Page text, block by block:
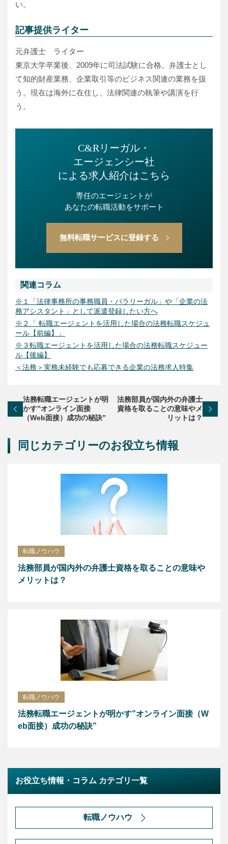
い。
記事提供ライター
元弁護士 ライター
東京大学卒業後、2009年に司法試験に合格。弁護士とし
て知的財産業務、企業取引等のビジネス関連の業務を扱
う。現在は海外に在住し、法律関連の執筆や講演を行
う。
C&Rリーガル・
エージェンシー社
による求人紹介はこちら
専任のエージェントが
あなたの転職活動をサポート
無料転職サービスに登録する
関連コラム
※１「法律事務所の事務職員・パラリーガル」や「企業の法
務アシスタント」として派遣登録したい方へ
※２「 転職エージェントを活用した場合の法務転職スケジュ
ール【前編】」
※３転職エージェントを活用した場合の法務転職スケジュー
ル【後編】
＜法務＞実務未経験でも応募できる企業の法務求人特集
法務転職エージェントが明
かす”オンライン面接
（Web面接）成功の秘訣”
法務部員が国内外の弁護士
資格を取ることの意味やメ
リットは？
同じカテゴリーのお役立ち情報
転職ノウハウ
法務部員が国内外の弁護士資格を取ることの意味や
メリットは？
転職ノウハウ
法務転職エージェントが明かす”オンライン面接（W
eb面接）成功の秘訣”
お役立ち情報・コラム カテゴリ一覧
転職ノウハウ